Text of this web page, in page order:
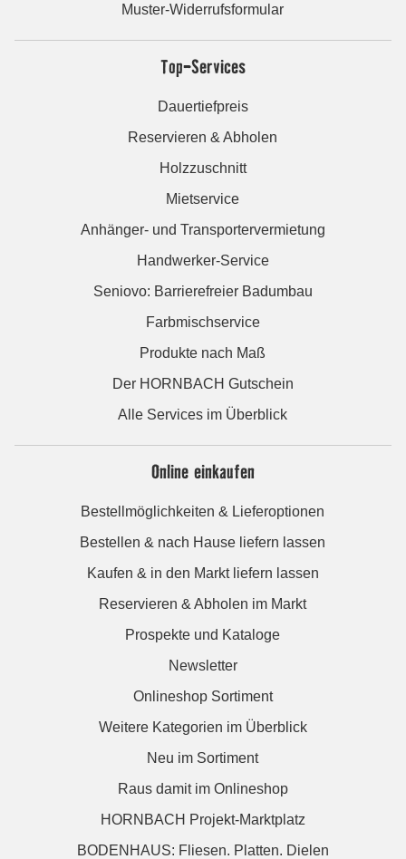
Muster-Widerrufsformular
Top-Services
Dauertiefpreis
Reservieren & Abholen
Holzzuschnitt
Mietservice
Anhänger- und Transportervermietung
Handwerker-Service
Seniovo: Barrierefreier Badumbau
Farbmischservice
Produkte nach Maß
Der HORNBACH Gutschein
Alle Services im Überblick
Online einkaufen
Bestellmöglichkeiten & Lieferoptionen
Bestellen & nach Hause liefern lassen
Kaufen & in den Markt liefern lassen
Reservieren & Abholen im Markt
Prospekte und Kataloge
Newsletter
Onlineshop Sortiment
Weitere Kategorien im Überblick
Neu im Sortiment
Raus damit im Onlineshop
HORNBACH Projekt-Marktplatz
BODENHAUS: Fliesen. Platten. Dielen